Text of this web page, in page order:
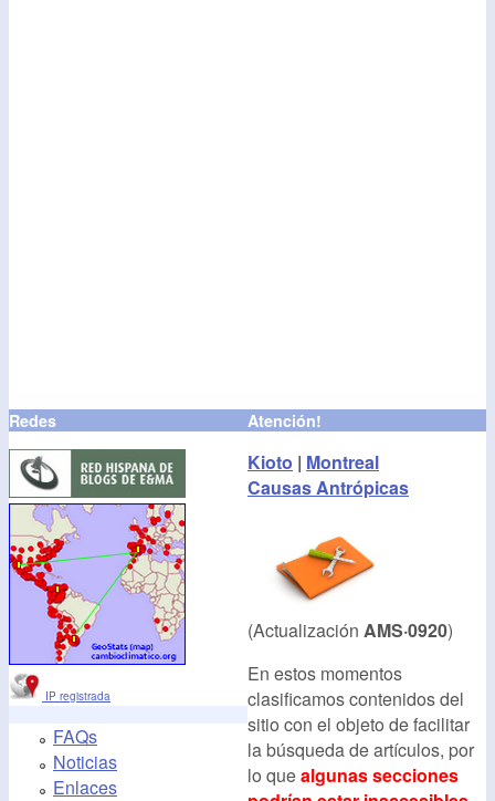
Redes
IP registrada
FAQs
Noticias
Enlaces
Atención!
Kioto | Montreal
Causas Antrópicas
(Actualización AMS·0920)
En estos momentos
clasificamos contenidos del
sitio con el objeto de facilitar
la búsqueda de artículos, por
lo quealgunas secciones